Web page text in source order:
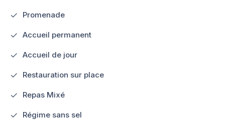
Promenade
Accueil permanent
Accueil de jour
Restauration sur place
Repas Mixé
Régime sans sel